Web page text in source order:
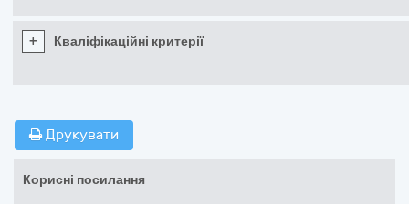
+ Кваліфікаційні критерії
Друкувати
Корисні посилання